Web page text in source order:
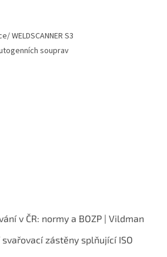
WELDSCANNER S3
souprav
v ČR: normy a BOZP | Vildman
zástěny splňující ISO